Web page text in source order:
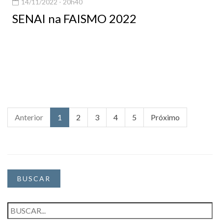
14/11/2022 - 20h40
SENAI na FAISMO 2022
Anterior 1 2 3 4 5 Próximo
BUSCAR